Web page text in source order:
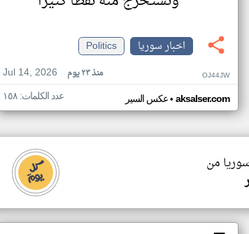
اخبار سوريا
Politics
Jul 14, 2026
منذ ٢٣ يوم OJ44JW
عكس السير• aksalser.com عدد الكلمات: ١٥٨
من